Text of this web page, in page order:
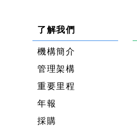
了解我們
機構簡介
管理架構
重要里程
年報
採購